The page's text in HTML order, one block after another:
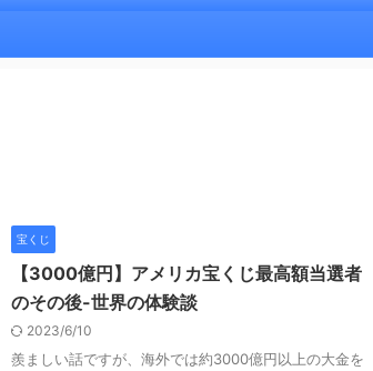
宝くじ
【3000億円】アメリカ宝くじ最高額当選者
のその後-世界の体験談
2023/6/10
羨ましい話ですが、海外では約3000億円以上の大金を